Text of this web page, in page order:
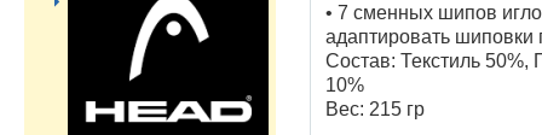
• 7 сменных шипов
адаптировать шиповки
Состав: Текстиль
10%
Вес: 215 гр